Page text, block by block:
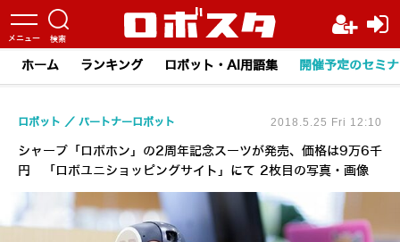
ホーム ランキング ロボット・AI用語集 開催予定のセミ
シャープ「ロボホン」の2周年記念スーツが発売、価格は9万6千
円 「ロボユニショッピングサイト」にて 2枚目の写真・画像
ロボット パートナーロボット 2018.5.25 Fri 12:10